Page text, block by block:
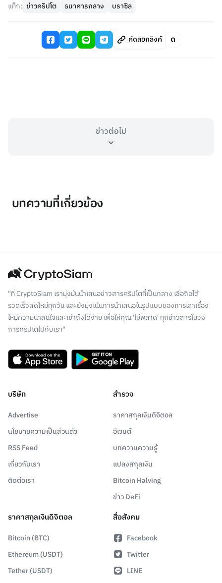
แท็ก: ข่าวคริปโต ธนาคารกลาง บราซิล
คัดลอกลิงค์
ข่าวต่อไป
บทความที่เกี่ยวข้อง
"ที่ CryptoSiam เรามุ่งมั่นนำเสนอข่าวสารคริปโตที่เป็นกลาง เชื่อถือได้
รวดเร็วสดใหม่ทุกวัน และยังมุ่งเน้นการนำเสนอในรูปแบบของการเล่าเรื่อง
ให้มีความน่าสนใจและเข้าถึงได้ง่าย เพื่อให้คุณ 'ไม่พลาด' ทุกข่าวสารในวง
การคริปโตไปกับเรา"
บริษัท
Advertise
นโยบายความเป็นส่วนตัว
RSS Feed
เกี่ยวกับเรา
ติดต่อเรา
สำรวจ
ราคาสกุลเงินดิจิตอล
อีเวนต์
บทความความรู้
แปลงสกุลเงิน
Bitcoin Halving
ข่าว DeFi
ราคาสกุลเงินดิจิตอล
Bitcoin (BTC)
Ethereum (USDT)
Tether (USDT)
สื่อสังคม
Facebook
Twitter
LINE